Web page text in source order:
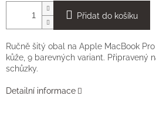
Přidat do košíku
Ručně šitý obal na Apple MacBook
kůže, 9 barevných variant. Připravený
schůzky.
Detailní informace